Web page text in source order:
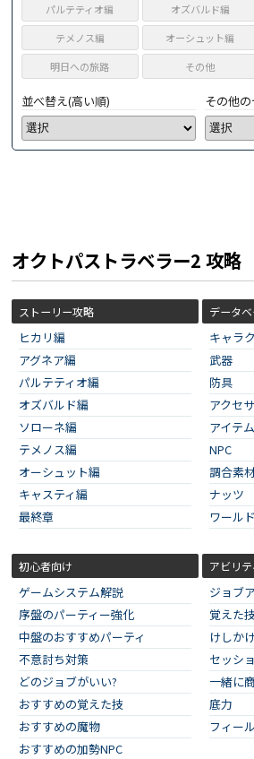
パルテティオ編
オズバルド編
テメノス編
オーシュット編
明日への旅路
その他
並べ替え(高い順) その他
オクトパストラベラー2 攻略
ストーリー攻略
ヒカリ編
アグネア編
パルテティオ編
オズバルド編
ソローネ編
テメノス編
オーシュット編
キャスティ編
最終章
データベ
キャラ
武器
防具
アクセ
アイテ
NPC
調合素
ナッツ
ワール
初心者向け
ゲームシステム解説
序盤のパーティー強化
中盤のおすすめパーティ
不意討ち対策
どのジョブがいい?
おすすめの覚えた技
おすすめの魔物
おすすめの加勢NPC
アビリテ
ジョブ
覚えた技
けしか
セッシ
一緒に
底力
フィー